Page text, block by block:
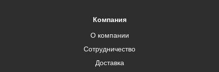
Компания
О компании
Сотрудничество
Доставка